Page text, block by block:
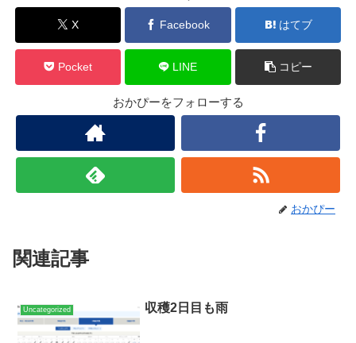
X Facebook はてブ
Pocket LINE コピー
おかぴーをフォローする
おかぴー
関連記事
Uncategorized 収穫2日目も雨